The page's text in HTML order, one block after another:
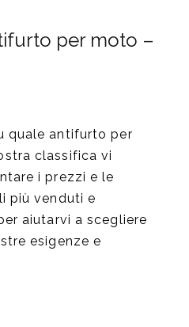
per moto –
quale antifurto per
classifica vi
i prezzi e le
più venduti e
aiutarvi a scegliere
esigenze e